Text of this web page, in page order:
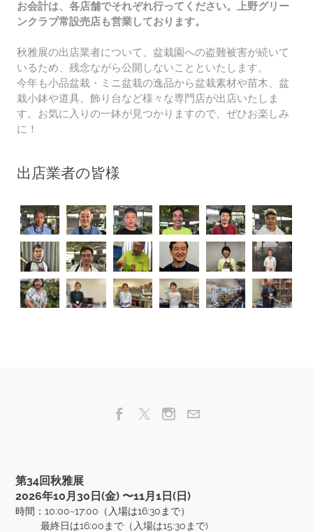
お会計は、各店舗でそれぞれ行ってください。上野グリー
ンクラブ常設売店も営業しております。
​秋雅展の出店業者について、盆栽園への盗難被害が続いて
いるため、残念ながら公開しないことといたします。
今年も小品盆栽・ミニ盆栽の逸品から盆栽素材や苗木、盆
栽小鉢や道具、飾り台など様々な専門店が出店いたしま
す。お気に入りの一鉢が見つかりますので、ぜひお楽しみ
に！
出店業者の皆様
第34回秋雅展
​2026年10月30日(金) 〜11月1日(日)
時間：10:00~17:00（入場は16:30まで）
最終日は16:00まで（入場は15:30まで)